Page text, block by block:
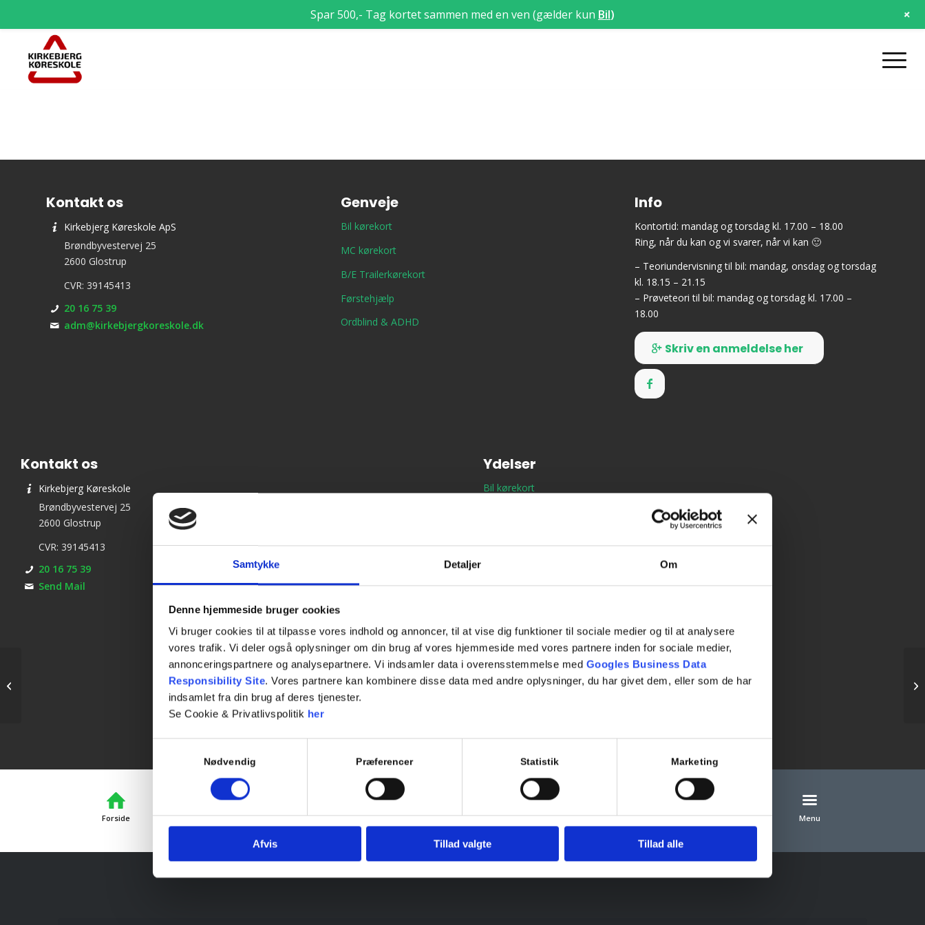
Samtykke Detaljer Om
Denne hjemmeside bruger cookies
Vi bruger cookies til at tilpasse vores indhold og annoncer, til at vise dig funktioner til sociale medier og til at analysere
vores trafik. Vi deler også oplysninger om din brug af vores hjemmeside med vores partnere inden for sociale medier,
annonceringspartnere og analysepartnere. Vi indsamler data i overensstemmelse med Googles Business Data
Responsibility Site. Vores partnere kan kombinere disse data med andre oplysninger, du har givet dem, eller som de har
indsamlet fra din brug af deres tjenester.
Se Cookie & Privatlivspolitik her
Nødvendig Præferencer Statistik Marketing
Afvis Tillad valgte Tillad alle
Kontakt os
Kirkebjerg Køreskole ApS
Brøndbyvestervej 25
2600 Glostrup
CVR: 39145413
20 16 75 39
adm@kirkebjergkoreskole.dk
Genveje
Bil kørekort
MC kørekort
B/E Trailerkørekort
Førstehjælp
Ordblind & ADHD
Info
Kontortid: mandag og torsdag kl. 17.00 – 18.00
Ring, når du kan og vi svarer, når vi kan 🙂
– Teoriundervisning til bil: mandag, onsdag og torsdag
kl. 18.15 – 21.15
– Prøveteori til bil: mandag og torsdag kl. 17.00 –
18.00
Skriv en anmeldelse her
Kontakt os
Kirkebjerg Køreskole
Brøndbyvestervej 25
2600 Glostrup
CVR: 39145413
20 16 75 39
Send Mail
Ydelser
Bil kørekort
Ordblind & ADHD
Skriv en anmeldelse her
Forside Tilmeld 20 16 75 39 Menu
Spar 500,- Tag kortet sammen med en ven (gælder kun Bil) +